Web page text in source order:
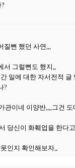
질뻔 했던 사연,,,
서 그럴뻔도 했지,,
일에 대한 자서전적 글
?
관이네 이양반,,,,그건
당신이 화훼업을 한다
인지 확인해보자,,